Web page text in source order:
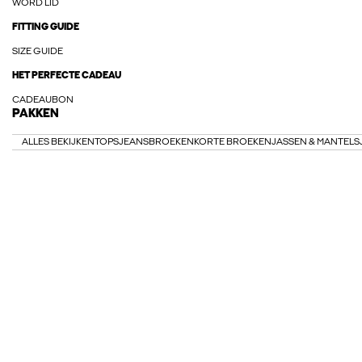
WORD LID
FITTING GUIDE
SIZE GUIDE
HET PERFECTE CADEAU
CADEAUBON
PAKKEN
ALLES BEKIJKENTOPSJEANSBROEKEN KORTE BROEKENJASSEN & MANTELS